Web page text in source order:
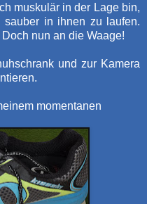
muskulär in der Lage bin,
sauber in ihnen zu laufen.
Doch nun an die Waage!
und zur Kamera
momentanen